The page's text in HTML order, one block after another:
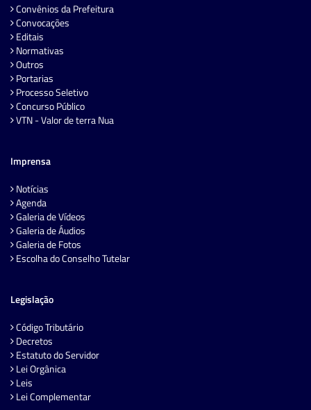
Convênios da Prefeitura
Convocações
Editais
Normativas
Outros
Portarias
Processo Seletivo
Concurso Público
VTN - Valor de terra Nua
Imprensa
Notícias
Agenda
Galeria de Vídeos
Galeria de Áudios
Galeria de Fotos
Escolha do Conselho Tutelar
Legislação
Código Tributário
Decretos
Estatuto do Servidor
Lei Orgânica
Leis
Lei Complementar